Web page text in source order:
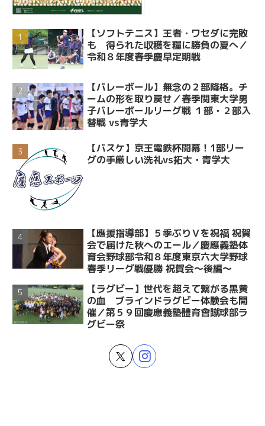
【ソフトテニス】王者・ワセダに完敗
も 得られた収穫を糧に勝負の夏へ／
令和８年度春季慶早定期戦
【バレーボール】無念の２部降格。チ
ームの形を取り戻せ／春季関東大学男
子バレーボールリーグ戦 １部・２部入
替戦 vs青学大
【バスケ】京王電鉄杯開幕！1部リー
グの手厳しい洗礼vs拓大・青学大
【應援指導部】５季ぶりＶを祝福 祝賀
会で届けた秋へのエール／慶應義塾体
育会野球部令和８年度東京六大学野球
春季リーグ戦優勝 祝賀会～後編～
【ラグビー】世代を超えて繋がる黒黄
の血 ブラインドラグビー体験会も開
催／第５９回慶應義塾體育會蹴球部ラ
グビー祭